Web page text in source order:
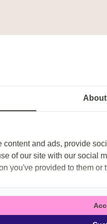
and ads, provide
of our site with our social
you've provided to them